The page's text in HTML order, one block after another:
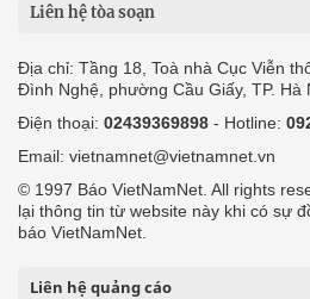
Liên hệ tòa soạn
Địa chỉ: Tầng 18, Toà nhà Cục Viễn
Đình Nghệ, phường Cầu Giấy, TP. Hà
Điện thoại: 02439369898 - Hotline:
Email: vietnamnet@vietnamnet.vn
© 1997 Báo VietNamNet. All rights
lại thông tin từ website này khi có sự
báo VietNamNet.
Liên hệ quảng cáo